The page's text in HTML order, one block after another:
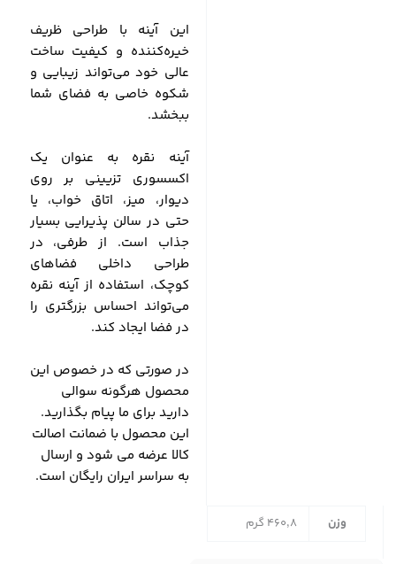
این آینه با طراحی‌ ظریف
خیره‌کننده و کیفیت ساخت
عالی خود می‌تواند زیبایی و
شکوه خاصی به فضای شما
ببخشد.
آینه نقره‌ به عنوان یک
اکسسوری تزیینی بر روی
دیوار، میز، اتاق خواب، یا
حتی در سالن پذیرایی بسیار
جذاب است. از طرفی، در
طراحی داخلی فضاهای
کوچک، استفاده از آینه نقره‌
می‌تواند احساس بزرگتری را
در فضا ایجاد کند.
در صورتی که در خصوص این
محصول هرگونه سوالی
دارید برای ما پیام بگذارید.
این محصول با ضمانت اصالت
کالا عرضه می شود و ارسال
به سراسر ایران رایگان است.
وزن 460,8 گرم